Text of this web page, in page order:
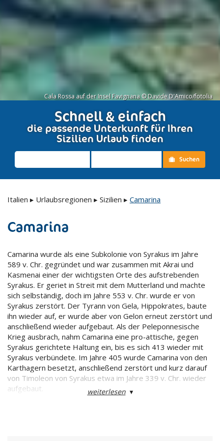
Cala Rossa auf der Insel Favignana © Davide D'Amico/fotolia
Schnell & einfach
die passende Unterkunft für Ihren
Sizilien Urlaub finden
Suchen
Italien ▸ Urlaubsregionen ▸ Sizilien ▸ Camarina
Camarina
Camarina wurde als eine Subkolonie von Syrakus im Jahre
589 v. Chr. gegründet und war zusammen mit Akrai und
Kasmenai einer der wichtigsten Orte des aufstrebenden
Syrakus. Er geriet in Streit mit dem Mutterland und machte
sich selbständig, doch im Jahre 553 v. Chr. wurde er von
Syrakus zerstört. Der Tyrann von Gela, Hippokrates, baute
ihn wieder auf, er wurde aber von Gelon erneut zerstört und
anschließend wieder aufgebaut. Als der Peleponnesische
Krieg ausbrach, nahm Camarina eine pro-attische, gegen
Syrakus gerichtete Haltung ein, bis es sich 413 wieder mit
Syrakus verbündete. Im Jahre 405 wurde Camarina von den
Karthagern besetzt, anschließend zerstört und kurz darauf
von Timoleon von Syrakus etwa im Jahre 339 v. Chr. wieder
aufgebaut.
weiterlesen▾